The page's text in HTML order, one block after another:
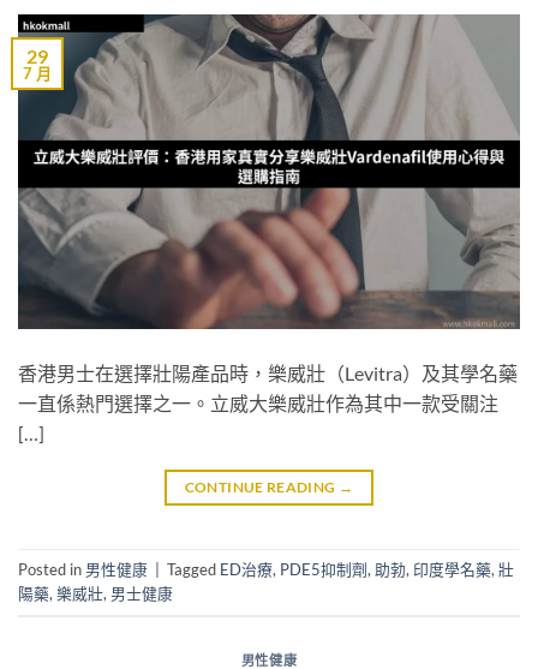
29
7 月
香港男士在選擇壯陽產品時，樂威壯（Levitra）及其學名藥
一直係熱門選擇之一。立威大樂威壯作為其中一款受關注
[…]
CONTINUE READING →
Posted in 男性健康 Tagged ED治療, PDE5抑制劑, 助勃, 印度學名藥, 壯
陽藥, 樂威壯, 男士健康
男性健康